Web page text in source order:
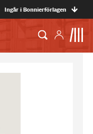
Ingår i Bonnierförlagen